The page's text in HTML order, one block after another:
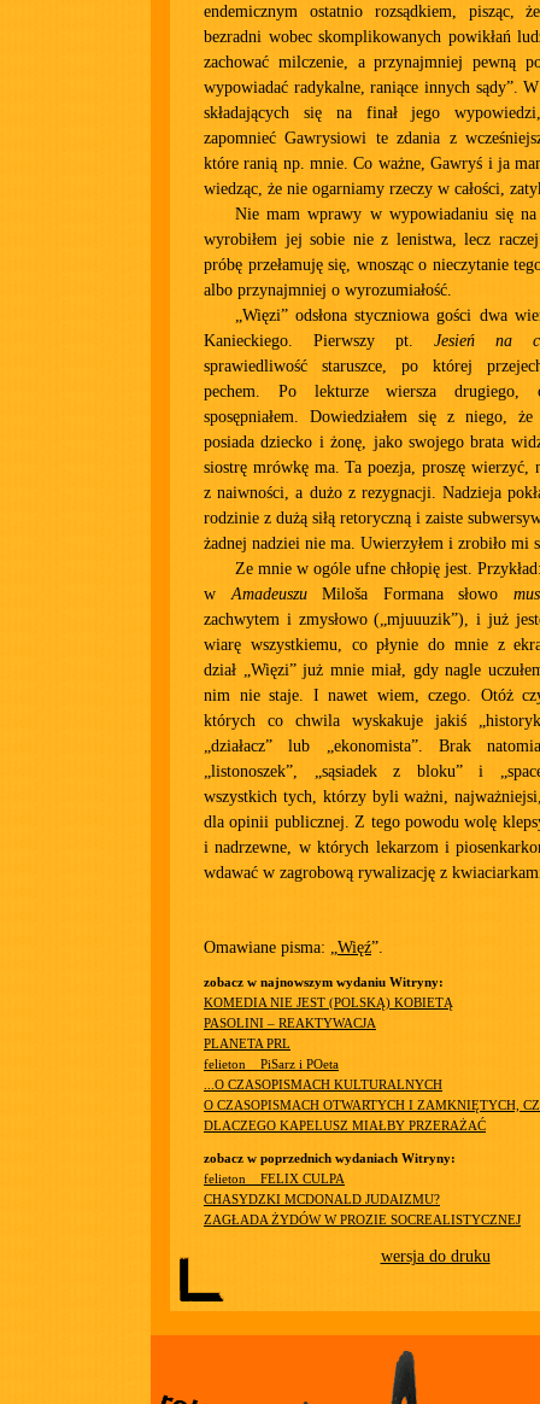
endemicznym ostatnio rozsądkiem, pisząc,
bezradni wobec skomplikowanych powikłań
zachować milczenie, a przynajmniej pewną
wypowiadać radykalne, raniące innych sądy”.
składających się na finał jego
zapomnieć Gawrysiowi te zdania z
które ranią np. mnie. Co ważne, Gawryś i ja
wiedząc, że nie ogarniamy rzeczy w całości,
Nie mam wprawy w wypowiadaniu się
wyrobiłem jej sobie nie z lenistwa, lecz
próbę przełamuję się, wnosząc o nieczytanie
albo przynajmniej o wyrozumiałość.
„Więzi” odsłona styczniowa gości dwa
Kanieckiego. Pierwszy pt. Jesień na
sprawiedliwość staruszce, po której
pechem. Po lekturze wiersza drugiego,
sposępniałem. Dowiedziałem się z niego,
posiada dziecko i żonę, jako swojego brata
siostrę mrówkę ma. Ta poezja, proszę wierzyć,
z naiwności, a dużo z rezygnacji. Nadzieja
rodzinie z dużą siłą retoryczną i zaiste
żadnej nadziei nie ma. Uwierzyłem i zrobiło mi
Ze mnie w ogóle ufne chłopię jest.
wAmadeuszuMiloša Formana słowo
zachwytem i zmysłowo („mjuuuzik”), i już
wiarę wszystkiemu, co płynie do mnie z
dział „Więzi” już mnie miał, gdy nagle
nim nie staje. I nawet wiem, czego. Otóż
których co chwila wyskakuje jakiś
„działacz” lub „ekonomista”. Brak
„listonoszek”, „sąsiadek z bloku” i
wszystkich tych, którzy byli ważni,
dla opinii publicznej. Z tego powodu wolę
i nadrzewne, w których lekarzom i
wdawać w zagrobową rywalizację z
Omawiane pisma: „Więź”.
zobacz w najnowszym wydaniu Witryny:
KOMEDIA NIE JEST (POLSKĄ) KOBIETĄ
PASOLINI – REAKTYWACJA
PLANETA PRL
felieton__PiSarz i POeta
...O CZASOPISMACH KULTURALNYCH
O CZASOPISMACH OTWARTYCH I ZAMKNIĘTYCH,
DLACZEGO KAPELUSZ MIAŁBY PRZERAŻAĆ
zobacz w poprzednich wydaniach Witryny:
felieton__FELIX CULPA
CHASYDZKI MCDONALD JUDAIZMU?
ZAGŁADA ŻYDÓW W PROZIE SOCREALISTYCZNEJ
wersja do druku